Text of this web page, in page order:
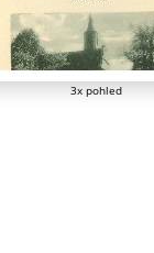
3x pohled